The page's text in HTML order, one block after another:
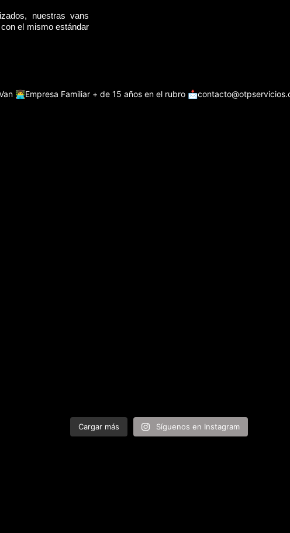
nuestras vans
el mismo estándar
👩‍💻Empresa Familiar + de 15 años en el rubro
Cargar más Síguenos en Instagram